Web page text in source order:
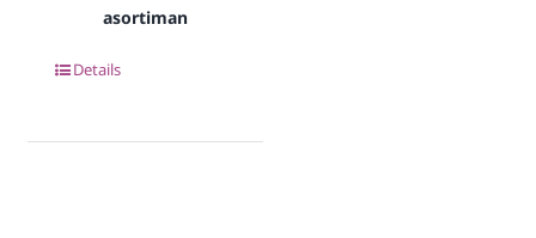
asortiman
Details